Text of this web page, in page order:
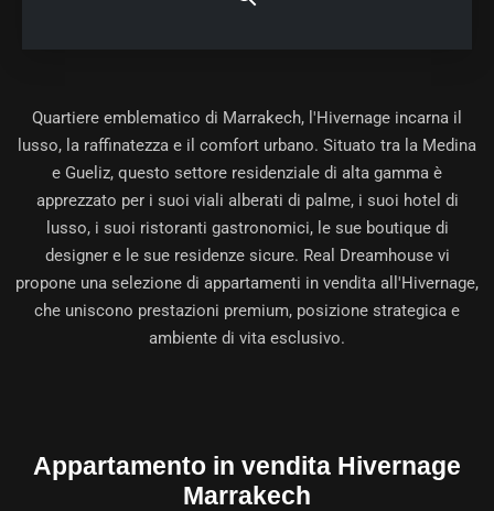
Quartiere emblematico di Marrakech, l'Hivernage incarna il
lusso, la raffinatezza e il comfort urbano. Situato tra la Medina
e Gueliz, questo settore residenziale di alta gamma è
apprezzato per i suoi viali alberati di palme, i suoi hotel di
lusso, i suoi ristoranti gastronomici, le sue boutique di
designer e le sue residenze sicure. Real Dreamhouse vi
propone una selezione di appartamenti in vendita all'Hivernage,
che uniscono prestazioni premium, posizione strategica e
ambiente di vita esclusivo.
Appartamento in vendita Hivernage
Marrakech